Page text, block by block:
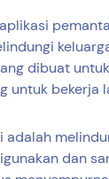
dibuat
untuk bekerja
adalah
dan